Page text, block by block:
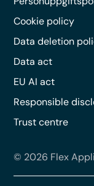
Cookie policy
Data deletion
Data act
EU AI act
Responsible
Trust centre
© 2026 Flex